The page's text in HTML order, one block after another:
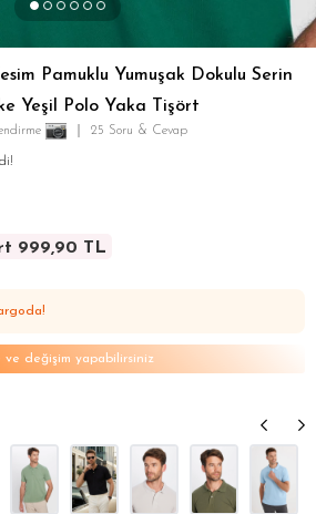
Pamuklu Yumuşak Dokulu Serin
Yeşil Polo Yaka Tişört
25 Soru & Cevap
999,90 TL
999,90 TL
ve değişim yapabilirsiniz